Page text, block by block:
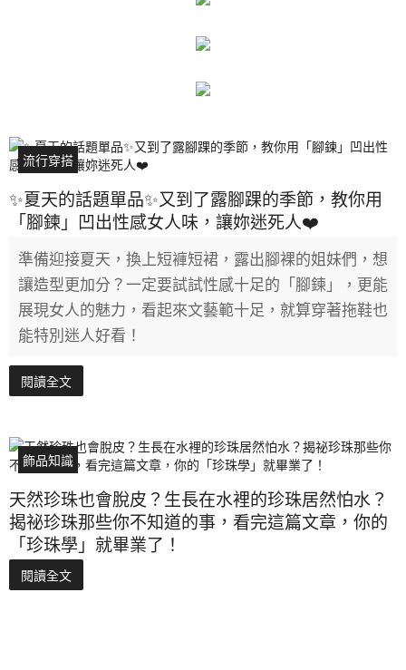
流行穿搭
✨夏天的話題單品✨又到了露腳踝的季節，教你用
「腳鍊」凹出性感女人味，讓妳迷死人❤️
準備迎接夏天，換上短褲短裙，露出腳裸的姐妹們，想
讓造型更加分？一定要試試性感十足的「腳鍊」，更能
展現女人的魅力，看起來文藝範十足，就算穿著拖鞋也
能特別迷人好看！
閱讀全文
飾品知識
天然珍珠也會脫皮？生長在水裡的珍珠居然怕水？
揭祕珍珠那些你不知道的事，看完這篇文章，你的
「珍珠學」就畢業了！
閱讀全文